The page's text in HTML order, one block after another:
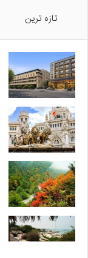
تازه ترین